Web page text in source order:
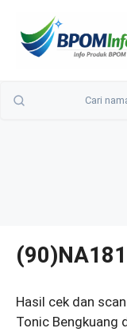
Hasil cek dan
Tonic Bengkuang